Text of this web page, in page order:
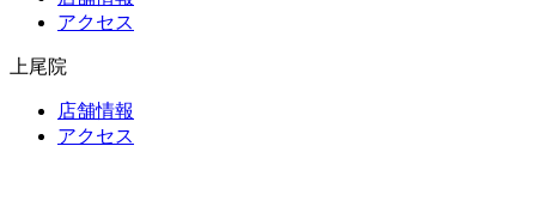
アクセス
上尾院
店舗情報
アクセス